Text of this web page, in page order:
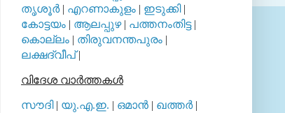
തൃശൂര്‍| എറണാകുളം | ഇടുക്കി|
കോട്ടയം | ആലപ്പുഴ| പത്തനംതിട്ട|
കൊല്ലം | തിരുവനന്തപുരം |
ലക്ഷദ്വീപ്|
വിദേശ വാര്‍ത്തകള്‍
സൗദി| യു.എ.ഇ. | ഒമാന്‍ | ഖത്തര്‍|